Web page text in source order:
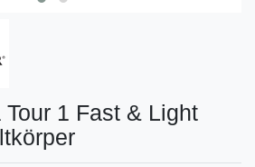
1 Fast & Light